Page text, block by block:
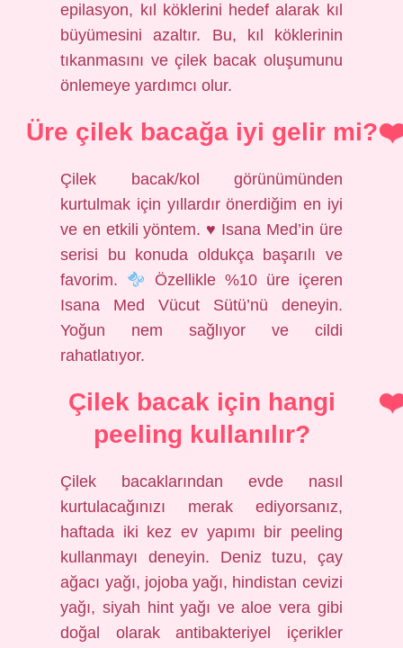
epilasyon, kıl köklerini hedef alarak kıl
büyümesini azaltır. Bu, kıl köklerinin
tıkanmasını ve çilek bacak oluşumunu
önlemeye yardımcı olur.
Üre çilek bacağa iyi gelir mi?
Çilek bacak/kol görünümünden
kurtulmak için yıllardır önerdiğim en iyi
ve en etkili yöntem. ♥️ Isana Med’in üre
serisi bu konuda oldukça başarılı ve
favorim.
Özellikle %10 üre içeren
Isana Med Vücut Sütü’nü deneyin.
Yoğun nem sağlıyor ve cildi
rahatlatıyor.
Çilek bacak için hangi
peeling kullanılır?
Çilek bacaklarından evde nasıl
kurtulacağınızı merak ediyorsanız,
haftada iki kez ev yapımı bir peeling
kullanmayı deneyin. Deniz tuzu, çay
ağacı yağı, jojoba yağı, hindistan cevizi
yağı, siyah hint yağı ve aloe vera gibi
doğal olarak antibakteriyel içerikler